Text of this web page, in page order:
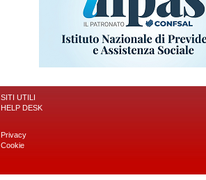
SITI UTILI
HELP DESK
Privacy
Cookie